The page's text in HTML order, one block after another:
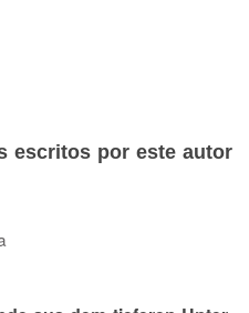
escritos por este autor